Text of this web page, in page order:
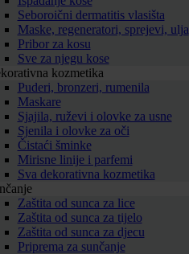
Seboroični dermatitis vlasišta
Maske, regeneratori, sprejevi, ulja
Pribor za kosu
Sve za njegu kose
kozmetika
Puderi, bronzeri, rumenila
Maskare
Sjajila, ruževi i olovke za usne
Sjenila i olovke za oči
Čistaći šminke
Mirisne linije i parfemi
Sva dekorativna kozmetika
Zaštita od sunca za lice
Zaštita od sunca za tijelo
Zaštita od sunca za djecu
Priprema za sunčanje